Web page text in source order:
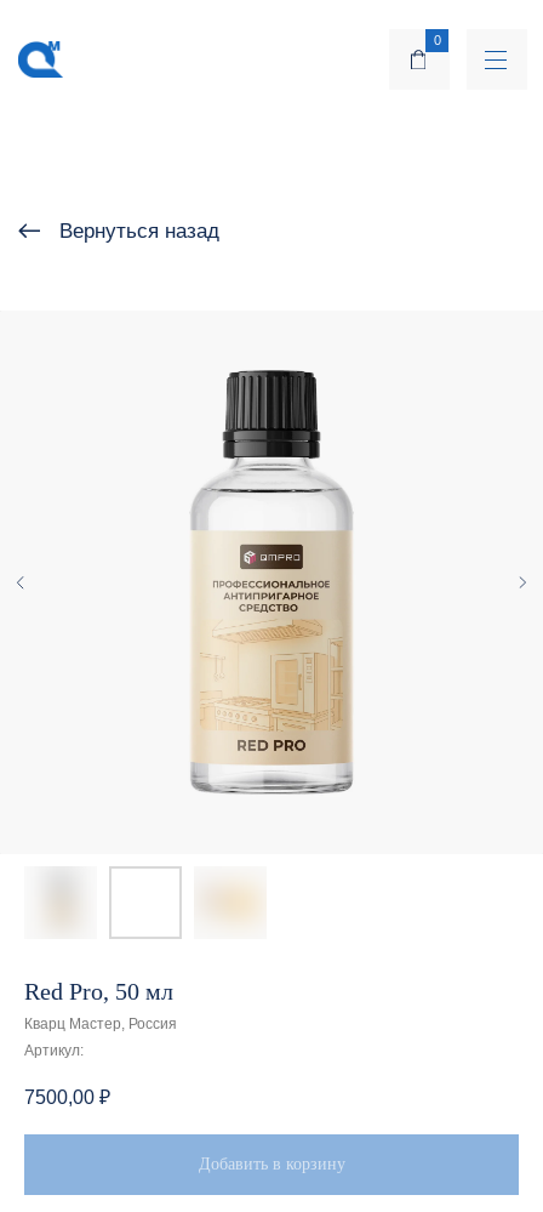
Red Pro, 50 мл
Кварц Мастер, Россия
Артикул:
7500,00 ₽
Добавить в корзину